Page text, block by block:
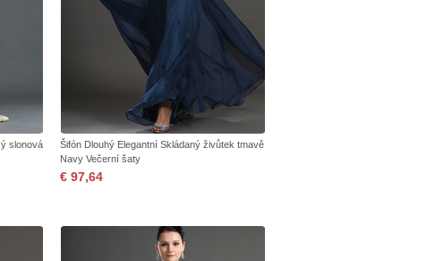
slonová
Šifón Dlouhý Elegantní Skládaný živůtek tmavě
Navy Večerní šaty
€ 97,64